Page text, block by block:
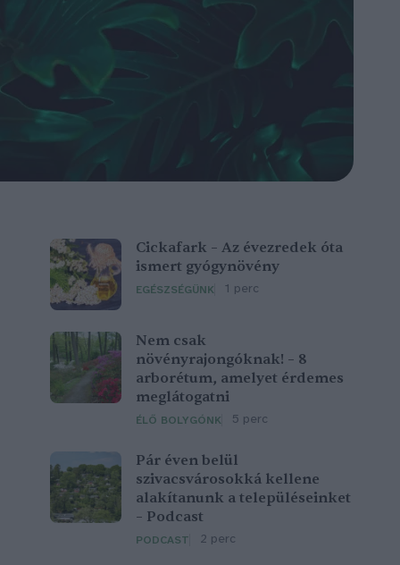
Cickafark – Az évezredek óta
ismert gyógynövény
EGÉSZSÉGÜNK 1 perc
Nem csak
növényrajongóknak! – 8
arborétum, amelyet érdemes
meglátogatni
ÉLŐ BOLYGÓNK 5 perc
Pár éven belül
szivacsvárosokká kellene
alakítanunk a településeinket
– Podcast
PODCAST 2 perc